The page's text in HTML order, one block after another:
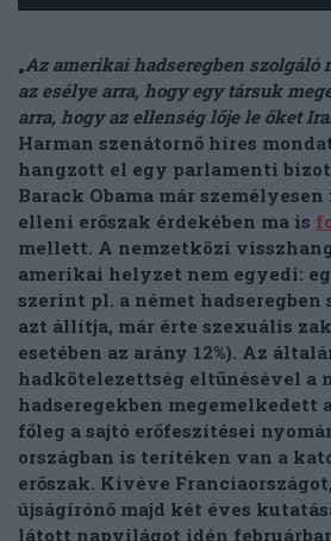
„Az amerikai hadseregben szolgáló
az esélye arra, hogy egy társuk
arra, hogy az ellenség lője le őket
Harman szenátornő híres
hangzott el egy parlamenti
Barack Obama már
elleni erőszak érdekében ma is
mellett. A nemzetközi
amerikai helyzet nem egyedi:
szerint pl. a német hadseregben
azt állítja, már érte szexuális
esetében az arány 12%). Az
hadkötelezettség eltűnésével a
hadseregekben megemelkedett
főleg a sajtó erőfeszítései
országban is terítéken van a
erőszak. Kivéve
újságírónő majd két éves
látott napvilágot idén